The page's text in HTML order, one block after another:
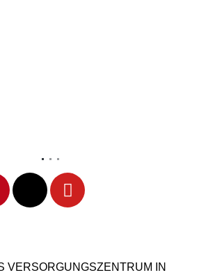
VERSORGUNGSZENTRUM IN